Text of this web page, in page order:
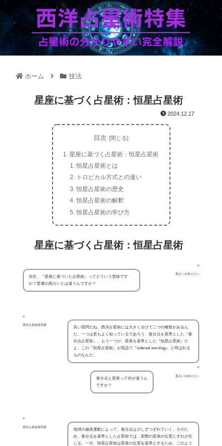
ホーム 技法
星座に基づく占星術：恒星占星術
2024.12.17
目次
星座に基づく占星術：恒星占星術
恒星占星術とは
トロピカル方式との違い
恒星占星術の歴史
恒星占星術の解釈
恒星占星術の学び方
星座に基づく占星術：恒星占星術
星占いを知りたい
先生、『星座に基づいた占星術』ってどういう意味です
か？普通の星占いとは違うんですか？
西洋占星術研究家
良い質問だね。西洋占星術には大きく分けて二つの種類があるん
だ。一つは君もよく知っているであろう、春分点を基準とした『春
分点占星術』。もう一つが、星座を基準とした『恒星占星術』だ
よ。この『恒星占星術』が英語で『sidereal astrology』と呼ばれる
ものなんだ。
星占いを知りたい
春分点と星座って何が違うん
ですか？
西洋占星術研究家
地球の歳差運動によって、春分点は少しずつずれていく。そのた
め、春分点を基準とした占星術では、実際の星座の位置とずれが生
じる。一方、恒星占星術は星座の位置を基準とするため、このよう